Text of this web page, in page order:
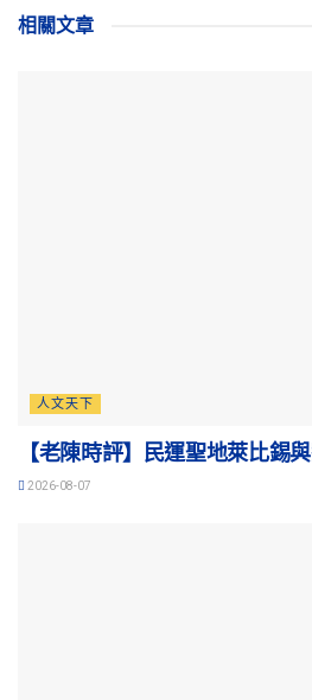
相關文章
人文天下
【老陳時評】民運聖地萊比錫
2026-08-07